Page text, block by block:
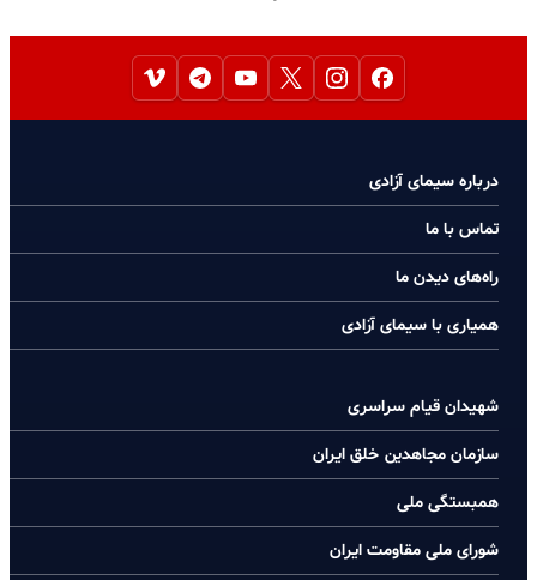
درباره سیمای آزادی
تماس با ما
راه‌های دیدن ما
همیاری با سیمای آزادی
شهیدان قیام سراسری
سازمان مجاهدین خلق ایران
همبستگی ملی
شورای ملی مقاومت ایران